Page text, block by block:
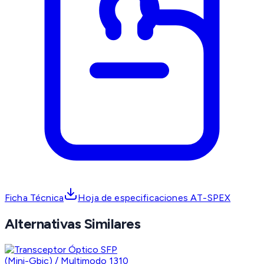
Ficha Técnica Hoja de especificaciones AT-SPEX
Alternativas Similares